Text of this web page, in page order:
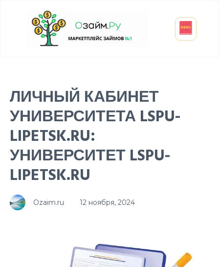
ЛИЧНЫЙ КАБИНЕТ
УНИВЕРСИТЕТА LSPU-
LIPETSK.RU:
УНИВЕРСИТЕТ LSPU-
LIPETSK.RU
Ozaim.ru 12 ноября, 2024